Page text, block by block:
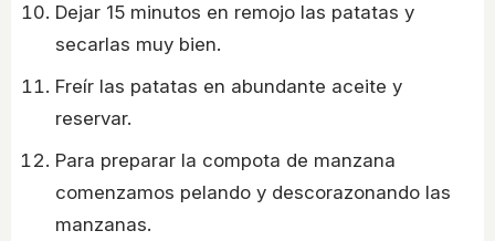
Dejar 15 minutos en remojo las patatas y
secarlas muy bien.
Freír las patatas en abundante aceite y
reservar.
Para preparar la compota de manzana
comenzamos pelando y descorazonando las
manzanas.